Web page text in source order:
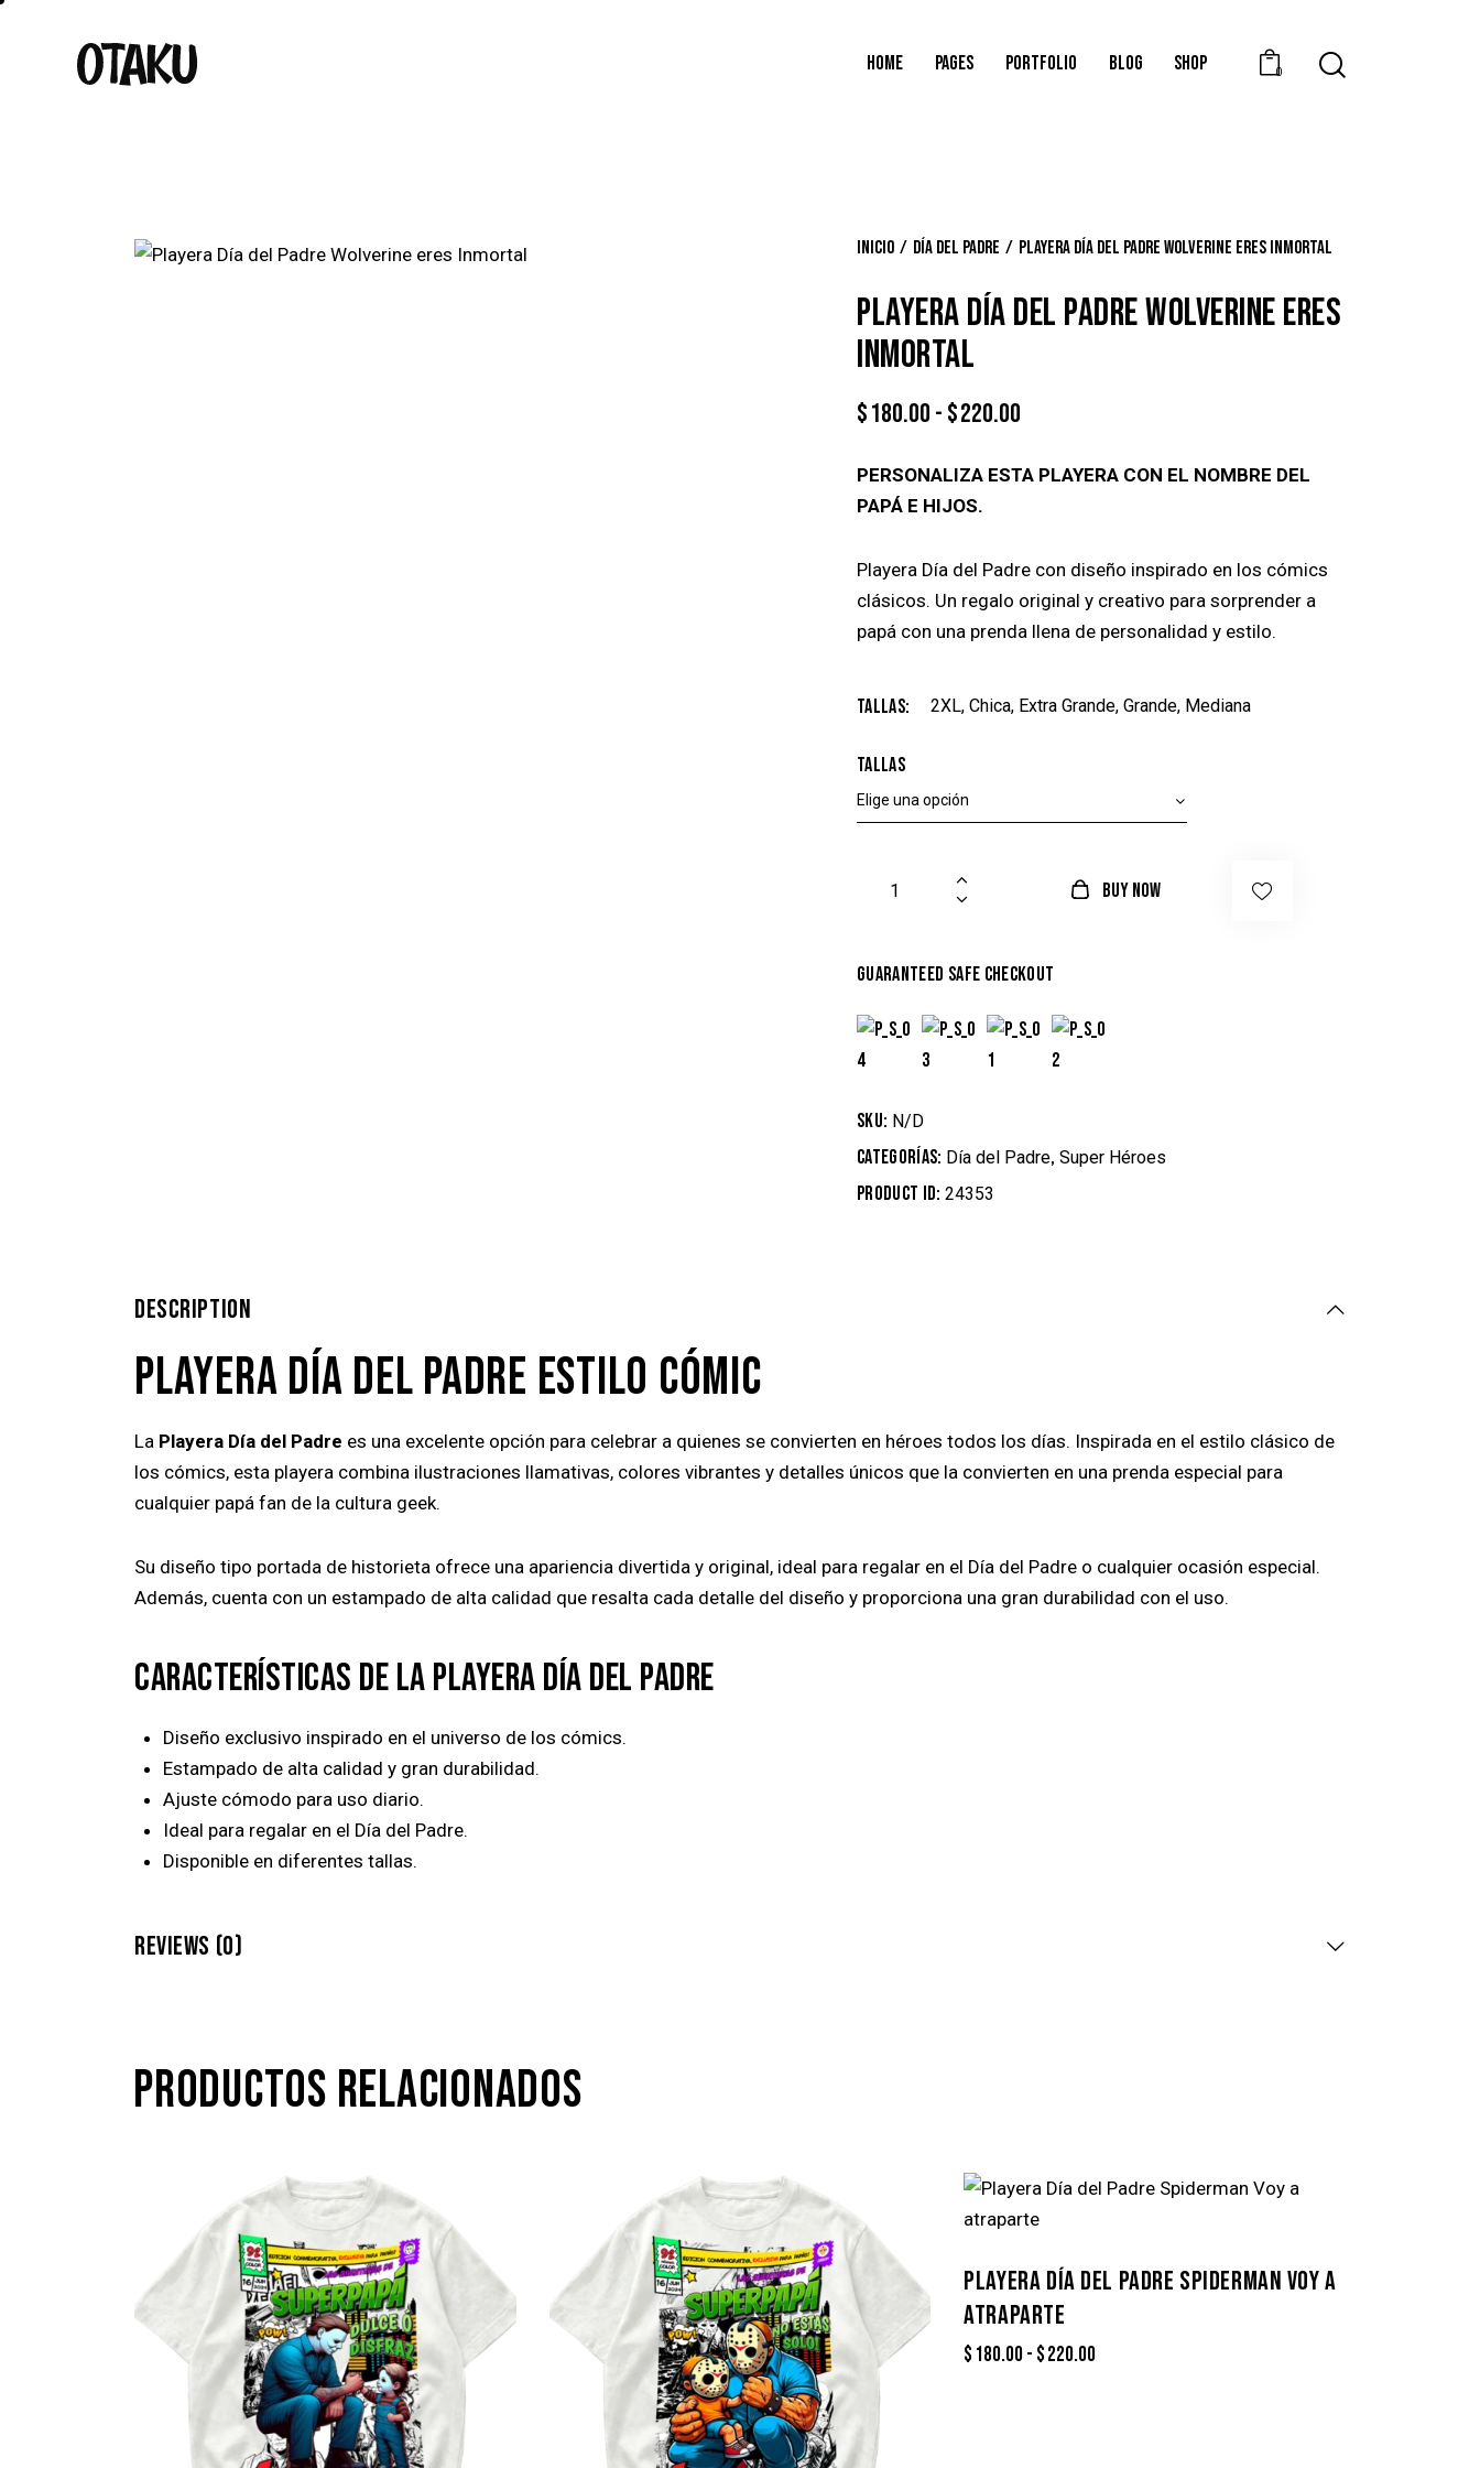
HOME PAGES PORTFOLIO BLOG SHOP 0
Inicio Día del Padre Playera Día del Padre Wolverine eres Inmortal
PLAYERA DÍA DEL PADRE WOLVERINE ERES
INMORTAL
$180.00 - $220.00
PERSONALIZA ESTA PLAYERA CON EL NOMBRE DEL
PAPÁ E HIJOS.
Playera Día del Padre con diseño inspirado en los cómics
clásicos. Un regalo original y creativo para sorprender a
papá con una prenda llena de personalidad y estilo.
Tallas 2XL, Chica, Extra Grande, Grande, Mediana
Tallas
BUY NOW
Guaranteed safe checkout
SKU: N/D
Categorías: Día del Padre, Super Héroes
Product ID:24353
DESCRIPTION
PLAYERA DÍA DEL PADRE ESTILO CÓMIC
La Playera Día del Padre es una excelente opción para celebrar a quienes se convierten en héroes todos los días. Inspirada en el estilo clásico de
los cómics, esta playera combina ilustraciones llamativas, colores vibrantes y detalles únicos que la convierten en una prenda especial para
cualquier papá fan de la cultura geek.
Su diseño tipo portada de historieta ofrece una apariencia divertida y original, ideal para regalar en el Día del Padre o cualquier ocasión especial.
Además, cuenta con un estampado de alta calidad que resalta cada detalle del diseño y proporciona una gran durabilidad con el uso.
CARACTERÍSTICAS DE LA PLAYERA DÍA DEL PADRE
Diseño exclusivo inspirado en el universo de los cómics.
Estampado de alta calidad y gran durabilidad.
Ajuste cómodo para uso diario.
Ideal para regalar en el Día del Padre.
Disponible en diferentes tallas.
REVIEWS (0)
PRODUCTOS RELACIONADOS
PLAYERA DÍA DEL PADRE SPIDERMAN VOY A
ATRAPARTE
$ 180.00- $220.00